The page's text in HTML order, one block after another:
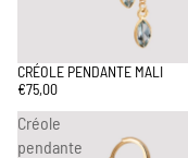
ÉPUISÉ
CRÉOLE PENDANTE MALI
€75,00
Créole
pendante